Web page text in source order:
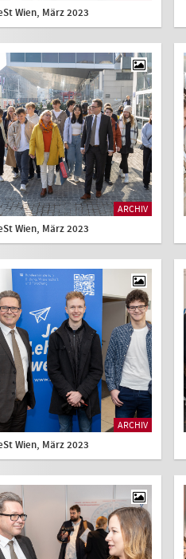
Wien, März 2023
ARCHIV
Wien, März 2023
ARCHIV
Wien, März 2023